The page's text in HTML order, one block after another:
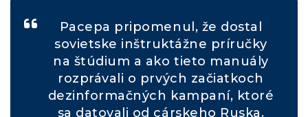
Pacepa pripomenul, že dostal
sovietske inštruktážne príručky
na štúdium a ako tieto manuály
rozprávali o prvých začiatkoch
dezinformačných kampaní, ktoré
sa datovali od cárskeho Ruska.